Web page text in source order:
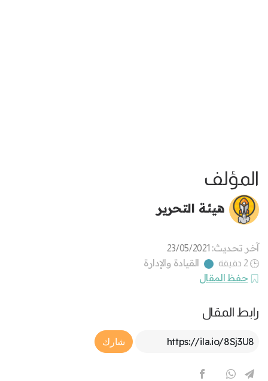
المؤلف
هيئة التحرير
آخر تحديث: 23/05/2021
2 دقيقة
القيادة والإدارة
حفظ المقال
رابط المقال
Article Link
شارك